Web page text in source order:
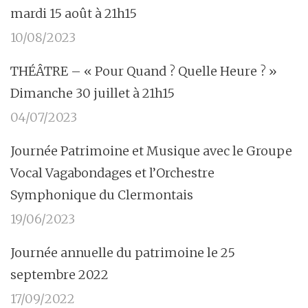
mardi 15 août à 21h15
10/08/2023
THÉÂTRE – « Pour Quand ? Quelle Heure ? »
Dimanche 30 juillet à 21h15
04/07/2023
Journée Patrimoine et Musique avec le Groupe
Vocal Vagabondages et l’Orchestre
Symphonique du Clermontais
19/06/2023
Journée annuelle du patrimoine le 25
septembre 2022
17/09/2022